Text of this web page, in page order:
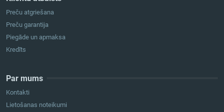
Preču atgriešana
Preču garantija
Piegāde un apmaksa
Kredīts
Par mums
Kontakti
Lietošanas noteikumi